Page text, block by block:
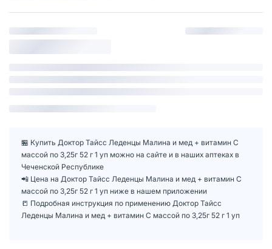
🏪 Купить Доктор Тайсс Леденцы Малина и мед + витамин С
массой по 3,25г 52 г 1 уп можно на сайте и в наших аптеках в
Чеченской Республике
📲 Цена на Доктор Тайсс Леденцы Малина и мед + витамин С
массой по 3,25г 52 г 1 уп ниже в нашем приложении
📒 Подробная инструкция по применению Доктор Тайсс
Леденцы Малина и мед + витамин С массой по 3,25г 52 г 1 уп